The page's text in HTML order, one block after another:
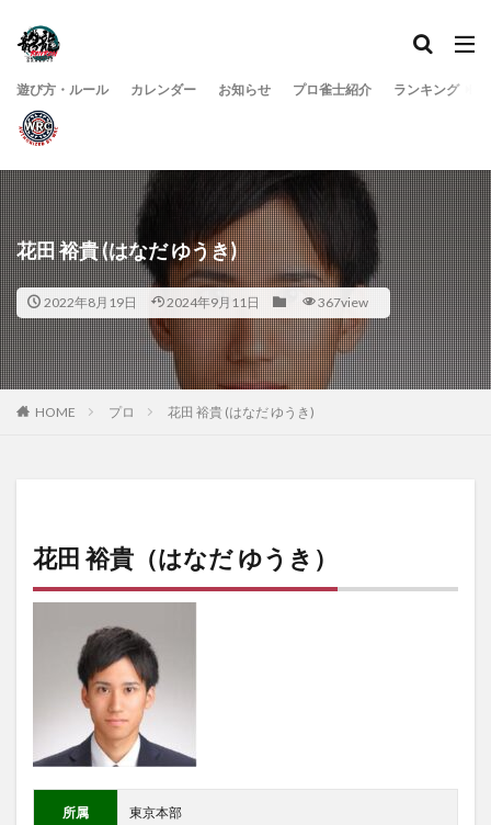
遊び方・ルール カレンダー お知らせ プロ雀士紹介 ランキング
花田 裕貴 (はなだ ゆうき)
2022年8月19日 2024年9月11日 367view
HOME プロ 花田 裕貴 (はなだ ゆうき)
花田 裕貴（はなだ ゆうき）
所属 東京本部